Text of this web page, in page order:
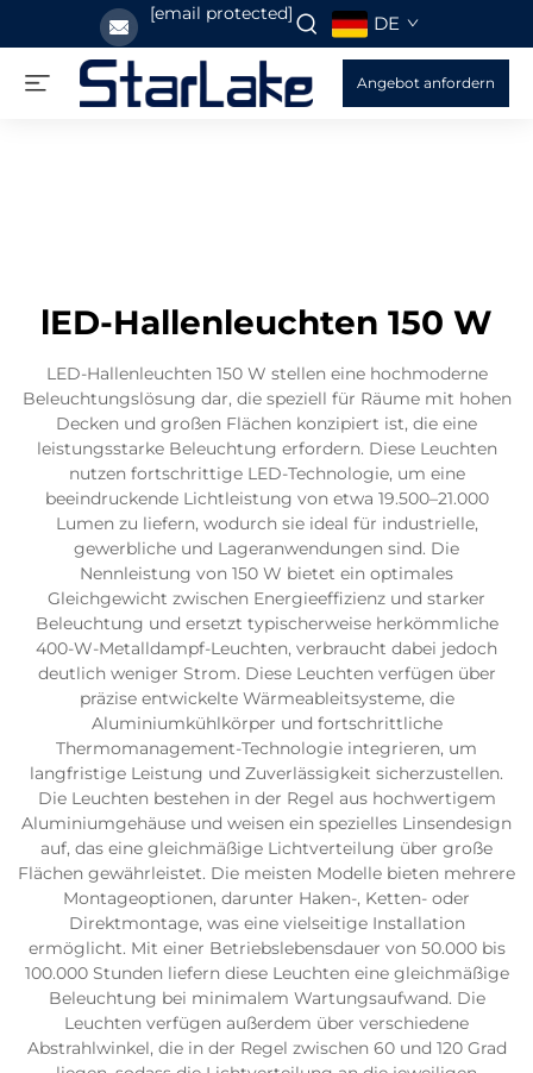
[email protected] DE
Angebot anfordern
lED-Hallenleuchten 150 W
LED-Hallenleuchten 150 W stellen eine hochmoderne
Beleuchtungslösung dar, die speziell für Räume mit hohen
Decken und großen Flächen konzipiert ist, die eine
leistungsstarke Beleuchtung erfordern. Diese Leuchten
nutzen fortschrittige LED-Technologie, um eine
beeindruckende Lichtleistung von etwa 19.500–21.000
Lumen zu liefern, wodurch sie ideal für industrielle,
gewerbliche und Lageranwendungen sind. Die
Nennleistung von 150 W bietet ein optimales
Gleichgewicht zwischen Energieeffizienz und starker
Beleuchtung und ersetzt typischerweise herkömmliche
400-W-Metalldampf-Leuchten, verbraucht dabei jedoch
deutlich weniger Strom. Diese Leuchten verfügen über
präzise entwickelte Wärmeableitsysteme, die
Aluminiumkühlkörper und fortschrittliche
Thermomanagement-Technologie integrieren, um
langfristige Leistung und Zuverlässigkeit sicherzustellen.
Die Leuchten bestehen in der Regel aus hochwertigem
Aluminiumgehäuse und weisen ein spezielles Linsendesign
auf, das eine gleichmäßige Lichtverteilung über große
Flächen gewährleistet. Die meisten Modelle bieten mehrere
Montageoptionen, darunter Haken-, Ketten- oder
Direktmontage, was eine vielseitige Installation
ermöglicht. Mit einer Betriebslebensdauer von 50.000 bis
100.000 Stunden liefern diese Leuchten eine gleichmäßige
Beleuchtung bei minimalem Wartungsaufwand. Die
Leuchten verfügen außerdem über verschiedene
Abstrahlwinkel, die in der Regel zwischen 60 und 120 Grad